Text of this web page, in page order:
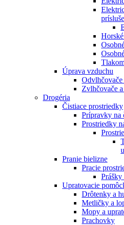
Úprava vzduchu
Zvlhčovače
Drogéria
Čistiace prostriedky
Prípravky na
Prostriedky
Pranie bielizne
Pracie
Prášky
Upratovacie
Drôtenky a
Metličky a
Mopy a
Prachovky